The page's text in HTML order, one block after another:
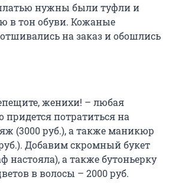
нужны были туфли и
в тон обуви. Кожаные
на заказ и обошлись
женихи! – любая
придется потратиться на
(3000 руб.), а также маникюр
Добавим скромный букет
настояла), а также бутоньерку
в волосы – 2000 руб.